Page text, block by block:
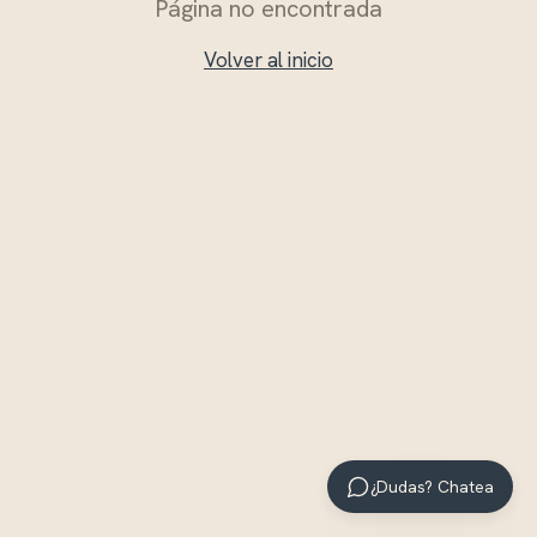
Página no encontrada
Volver al inicio
¿Dudas? Chatea